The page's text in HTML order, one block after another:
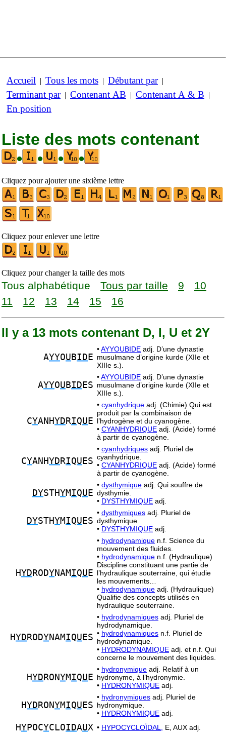
Accueil | Tous les mots | Débutant par|
Terminant par| Contenant AB | Contenant A & B |
En position
Liste des mots contenant
•
• • •
Cliquez pour ajouter une sixième lettre
Cliquez pour enlever une lettre
Cliquez pour changer la taille des mots
Tous alphabétique Tous par taille 9
10
11
12 13 14 15 16
Il y a 13 mots contenant D, I, U et 2Y
AYYOU BID E
•AYYOUBIDE adj. D’une dynastie
musulmane d’origine kurde (XIIe et
XIIIe s.).
AYYOU BID ES
•AYYOUBIDE adj. D’une dynastie
musulmane d’origine kurde (XIIe et
XIIIe s.).
CYANHYD RIQU E
• cyanhydrique adj. (Chimie) Qui est
produit par la combinaison de
l’hydrogène et du cyanogène.
• CYANHYDRIQUE adj. (Acide) formé
à partir de cyanogène.
CYANHYD RIQU ES
• cyanhydriques adj. Pluriel de
cyanhydrique.
• CYANHYDRIQUE adj. (Acide) formé
à partir de cyanogène.
DYSTHYMIQU E
• dysthymique adj. Qui souffre de
dysthymie.
• DYSTHYMIQUE adj.
DYSTHYMIQU ES
• dysthymiques adj. Pluriel de
dysthymique.
• DYSTHYMIQUE adj.
HYD RODYNAMIQU E
• hydrodynamique n.f. Science du
mouvement des fluides.
• hydrodynamique n.f. (Hydraulique)
Discipline constituant une partie de
l’hydraulique souterraine, qui étudie
les mouvements…
• hydrodynamique adj. (Hydraulique)
Qualifie des concepts utilisés en
hydraulique souterraine.
HYD RODYNAMIQU ES
• hydrodynamiques adj. Pluriel de
hydrodynamique.
• hydrodynamiques n.f. Pluriel de
hydrodynamique.
• HYDRODYNAMIQUE adj. et n.f. Qui
concerne le mouvement des liquides.
HYD RONYMIQU E
• hydronymique adj. Relatif à un
hydronyme, à l’hydronymie.
• HYDRONYMIQUE adj.
HYD RONYMIQU ES
• hydronymiques adj. Pluriel de
hydronymique.
• HYDRONYMIQUE adj.
HYPOCYCLOIDAUX • HYPOCYCLOÏDAL, E, AUX adj.